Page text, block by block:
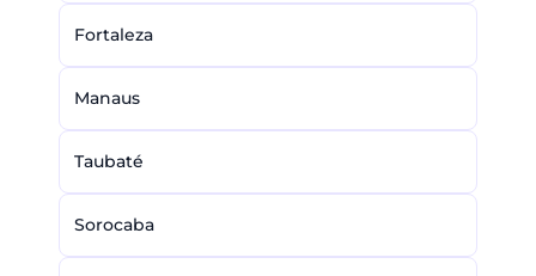
Fortaleza
Manaus
Taubaté
Sorocaba